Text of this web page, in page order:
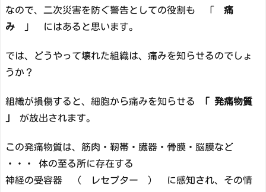
なので、二次災害を防ぐ警告としての役割も 「 痛
み 」 にはあると思います。
では、どうやって壊れた組織は、痛みを知らせるのでしょ
うか？
組織が損傷すると、細胞から痛みを知らせる
「 発痛物質
が放出されます。
この発痛物質は、筋肉・靭帯・臓器・骨膜・脳膜など
・・・ 体の至る所に存在する
神経の受容器 （ レセプター ） に感知され、その情